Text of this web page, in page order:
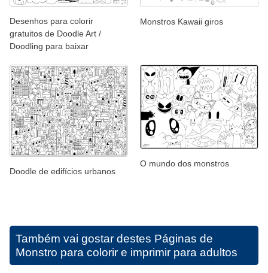
Desenhos para colorir
gratuitos de Doodle Art /
Doodling para baixar
Monstros Kawaii giros
Doodle de edifícios urbanos
O mundo dos monstros
Também vai gostar destes Páginas de
Monstro para colorir e imprimir para adultos